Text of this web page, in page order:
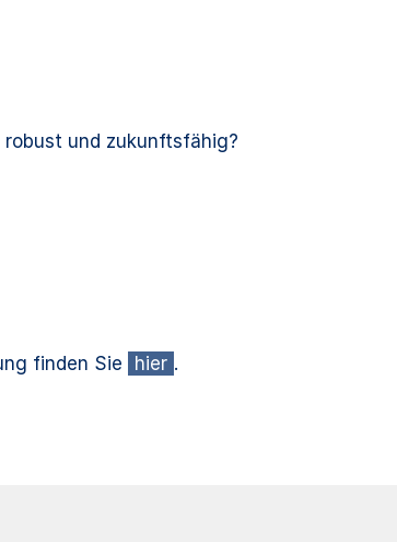
und zukunftsfähig?
finden Sie hier .